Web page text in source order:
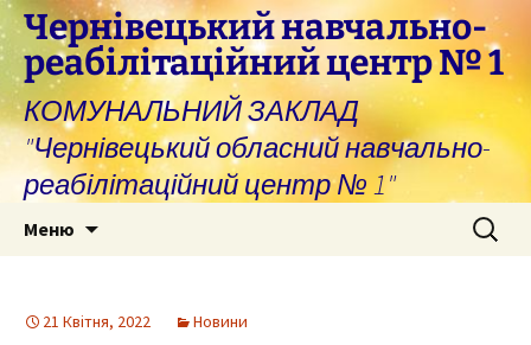
Перейти
до
вмісту
Чернівецький навчально-
реабілітаційний центр № 1
КОМУНАЛЬНИЙ ЗАКЛАД
"Чернівецький обласний навчально-
реабілітаційний центр № 1"
Меню Пошук:
21 Квітня, 2022 Новини